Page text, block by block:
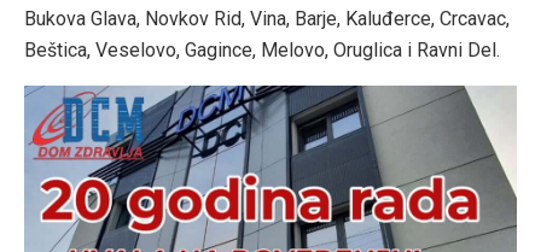
Bukova Glava, Novkov Rid, Vina, Barje, Kaluđerce, Crcavac,
Beštica, Veselovo, Gagince, Melovo, Oruglica i Ravni Del.